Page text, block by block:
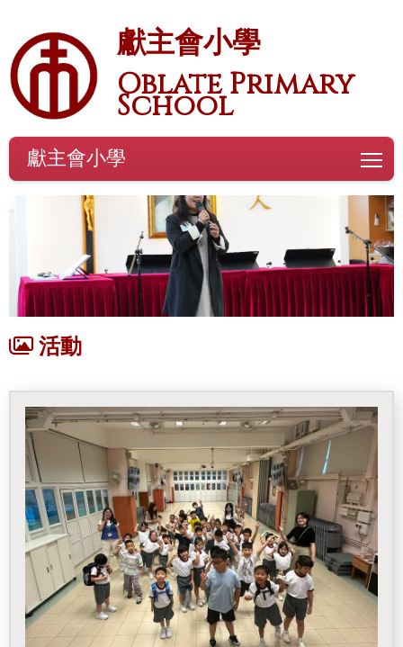
獻主會小學
Oblate Primary
School
獻主會小學
活動